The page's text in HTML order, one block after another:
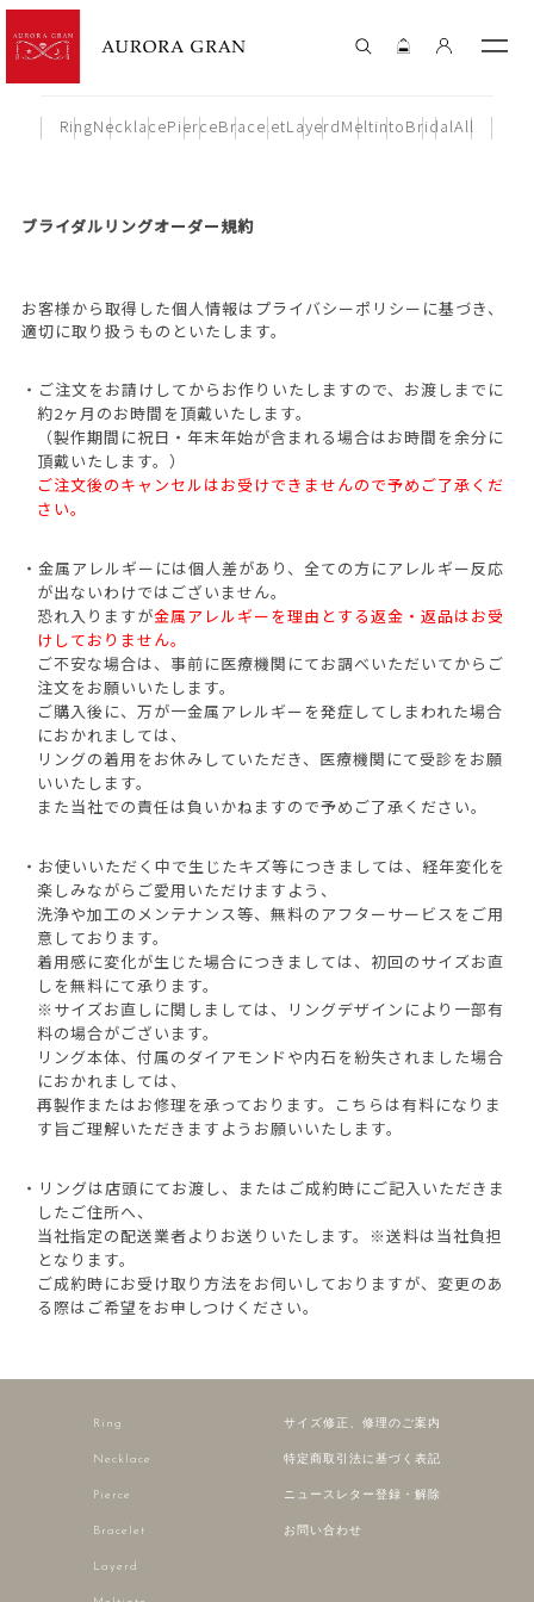
RingNecklacePierceBraceletLayerdMeltintoBridalAll
ブライダルリングオーダー規約
お客様から取得した個人情報はプライバシーポリシーに基づき、
適切に取り扱うものといたします。
・ご注文をお請けしてからお作りいたしますので、お渡しまでに
約2ヶ月のお時間を頂戴いたします。
（製作期間に祝日・年末年始が含まれる場合はお時間を余分に
頂戴いたします。）
ご注文後のキャンセルはお受けできませんので予めご了承くだ
さい。
・金属アレルギーには個人差があり、全ての方にアレルギー反応
が出ないわけではございません。
恐れ入りますが金属アレルギーを理由とする返金・返品はお受
けしておりません。
ご不安な場合は、事前に医療機関にてお調べいただいてからご
注文をお願いいたします。
ご購入後に、万が一金属アレルギーを発症してしまわれた場合
におかれましては、
リングの着用をお休みしていただき、医療機関にて受診をお願
いいたします。
また当社での責任は負いかねますので予めご了承ください。
・お使いいただく中で生じたキズ等につきましては、経年変化を
楽しみながらご愛用いただけますよう、
洗浄や加工のメンテナンス等、無料のアフターサービスをご用
意しております。
着用感に変化が生じた場合につきましては、初回のサイズお直
しを無料にて承ります。
※サイズお直しに関しましては、リングデザインにより一部有
料の場合がございます。
リング本体、付属のダイアモンドや内石を紛失されました場合
におかれましては、
再製作またはお修理を承っております。こちらは有料になりま
す旨ご理解いただきますようお願いいたします。
・リングは店頭にてお渡し、またはご成約時にご記入いただきま
したご住所へ、
当社指定の配送業者よりお送りいたします。※送料は当社負担
となります。
ご成約時にお受け取り方法をお伺いしておりますが、変更のあ
る際はご希望をお申しつけください。
Ring
Necklace
Pierce
Bracelet
Layerd
サイズ修正、修理のご案内
特定商取引法に基づく表記
ニュースレター登録・解除
お問い合わせ
AURORA GRAN
AURORA GRAN BRIDAL